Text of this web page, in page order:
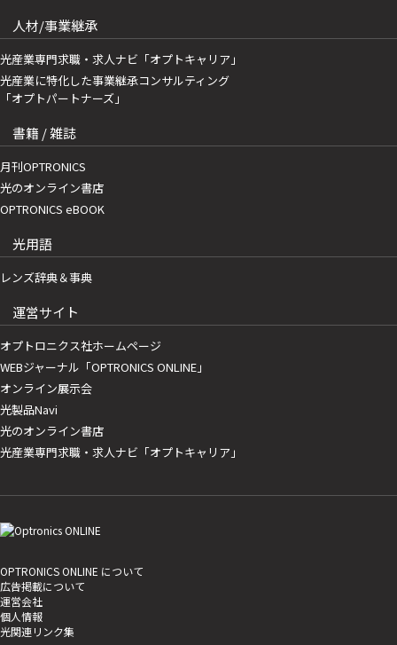
人材/事業継承
光産業専門求職・求人ナビ「オプトキャリア」
光産業に特化した事業継承コンサルティング
「オプトパートナーズ」
書籍 / 雑誌
月刊OPTRONICS
光のオンライン書店
OPTRONICS eBOOK
光用語
レンズ辞典＆事典
運営サイト
オプトロニクス社ホームページ
WEBジャーナル「OPTRONICS ONLINE」
オンライン展示会
光製品Navi
光のオンライン書店
光産業専門求職・求人ナビ「オプトキャリア」
OPTRONICS ONLINE について
広告掲載について
運営会社
個人情報
光関連リンク集